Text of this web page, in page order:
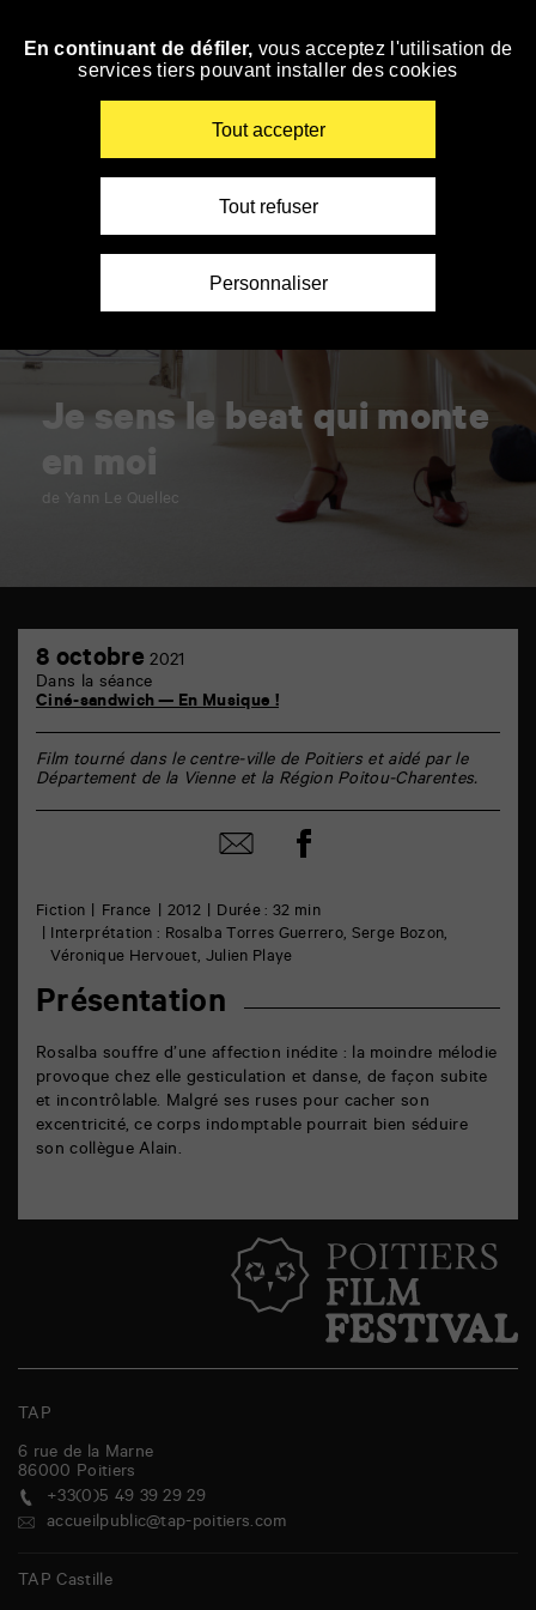
Accéder
Je sens le beat qui monte
en moi
de Yann Le Quellec
Marne
86000
Poitiers
Fiction France 2012
Durée : 32 min
Interprétation : Rosalba Torres Guerrero, Serge Bozon,
Véronique Hervouet, Julien Playe
Présentation
Rosalba souffre d’une affection inédite : la moindre mélodie
provoque chez elle gesticulation et danse, de façon subite
et incontrôlable. Malgré ses ruses pour cacher son
excentricité, ce corps indomptable pourrait bien séduire
son collègue Alain.
8 octobre 2021
Dans la séance
Ciné-sandwich — En Musique !
Film tourné dans le centre-ville de Poitiers et aidé par le
Département de la Vienne et la Région Poitou-Charentes.
Partager
par
Partager
sur
TAP
6 rue de la Marne
86000 Poitiers
+33(0)5 49 39 29 29
accueilpublic@tap-poitiers.com
TAP Castille
En continuant de défiler, vous acceptez l'utilisation de
services tiers pouvant installer des cookies
Tout accepter
Tout refuser
Personnaliser